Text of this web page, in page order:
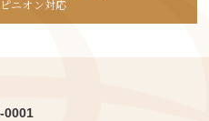
ニオン対応
0001